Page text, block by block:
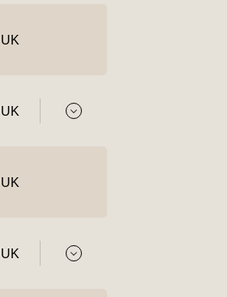
UK
UK
UK
UK